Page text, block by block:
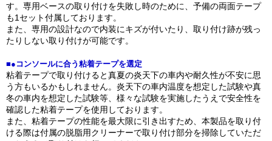
す。専用ベースの取り付けを失敗し時のために、予備の両面テープ
も1セット付属しております。
また、専用の設計なので内装にキズが付いたり、取り付け跡が残っ
たりしない取り付けが可能です。
■●コンソールに合う粘着テープを選定
粘着テープで取り付けると真夏の炎天下の車内や耐久性が不安に思
う方もいるかもしれません。炎天下の車内温度を想定した試験や真
冬の車内を想定した試験等、様々な試験を実施したうえで安全性を
確認した粘着テープを使用しております。
また、粘着テープの性能を最大限に引き出すため、本製品を取り付
ける際は付属の脱脂用クリーナーで取り付け部分を掃除していただ